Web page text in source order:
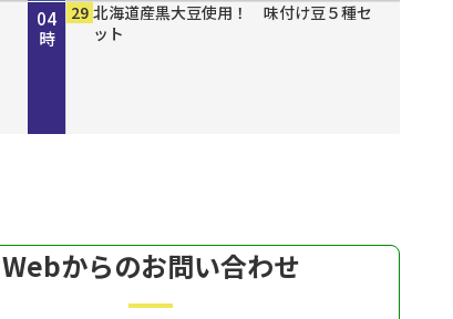
22
時
23
時
00
時
01
時
02
時
03
時
04
時
00 NHK NEWSLINE
10 NHK WORLD-JAPAN Special program
00 守ろう命プラス～今からできる！我が家
の防災～
30 災害に備える～地震編～
00 ショップスターバリュー チェンジ 美
白の日スペシャル
00 緊急開催！ 真夏の大特価市モズ
00 有機クコピューレ１００％！ オーガニ
ックゴジベリージュース
00 ブレスエアー ベストフィットピロー
２ 通気性抜群で背中までサポート
00 備長炭仕上げ こだわりのやきとり缶詰
29 北海道産黒大豆使用！ 味付け豆５種セ
ット
Webからのお問い合わせ